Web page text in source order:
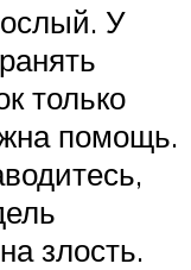
У
только
помощь.
злость.